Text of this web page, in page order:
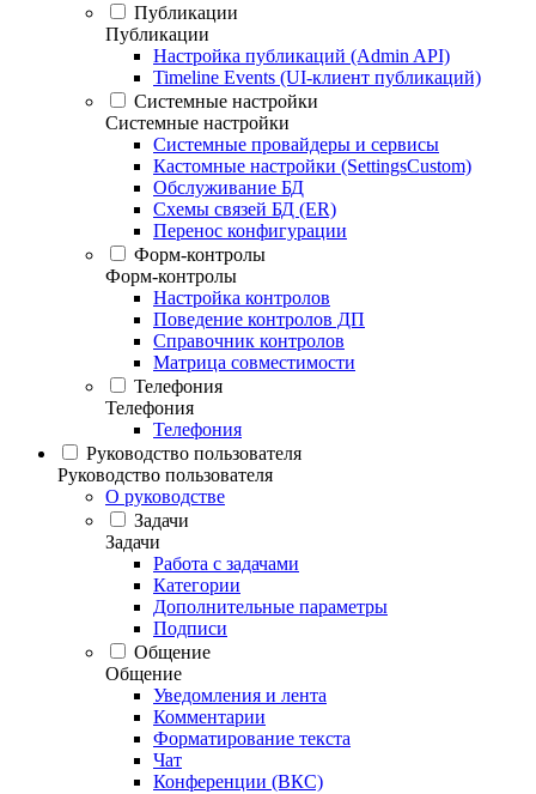
Публикации
Публикации
Настройка публикаций (Admin API)
Timeline Events (UI-клиент публикаций)
Системные настройки
Системные настройки
Системные провайдеры и сервисы
Кастомные настройки (SettingsCustom)
Обслуживание БД
Схемы связей БД (ER)
Перенос конфигурации
Форм-контролы
Форм-контролы
Настройка контролов
Поведение контролов ДП
Справочник контролов
Матрица совместимости
Телефония
Телефония
Телефония
Руководство пользователя
Руководство пользователя
О руководстве
Задачи
Задачи
Работа с задачами
Категории
Дополнительные параметры
Подписи
Общение
Общение
Уведомления и лента
Комментарии
Форматирование текста
Чат
Конференции (ВКС)